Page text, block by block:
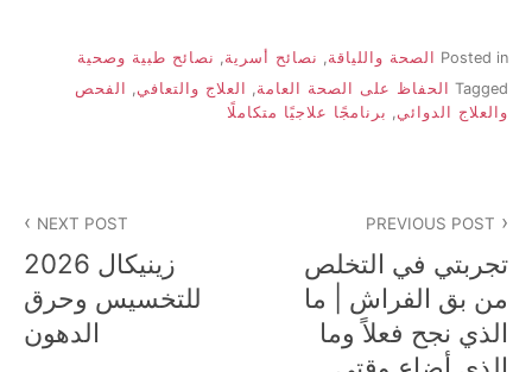
Posted in الصحة واللياقة نصائح أسرية
نصائح طبية وصحية
Tagged
الحفاظ على الصحة العامة, العلاج والتعافي,
الفحص
والعلاج الدوائي, برنامجًا علاجيًا متكاملًا
المقالات
PREVIOUS POST
تجربتي في التخلص
من بق الفراش | ما
الذي نجح فعلاً وما
NEXT POST
زينيكال 2026
للتخسيس وحرق
الدهون